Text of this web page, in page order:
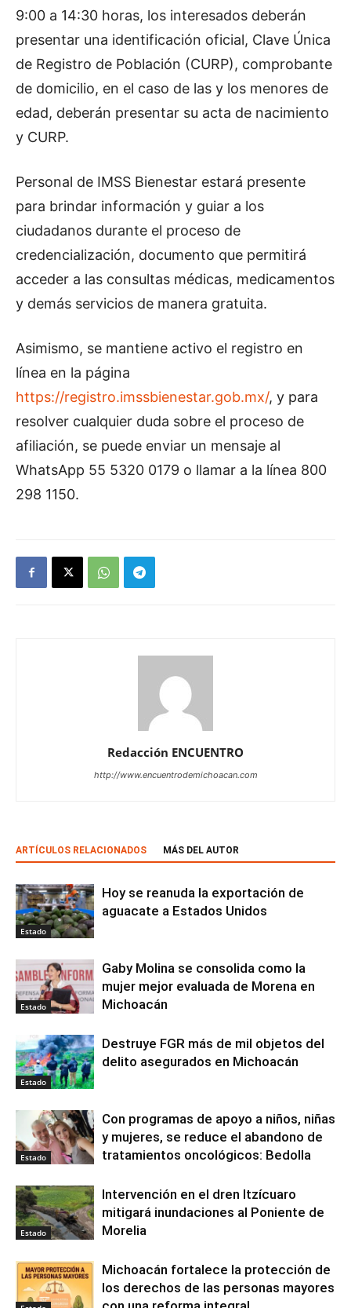
9:00 a 14:30 horas, los interesados deberán
presentar una identificación oficial, Clave Única
de Registro de Población (CURP), comprobante
de domicilio, en el caso de las y los menores de
edad, deberán presentar su acta de nacimiento
y CURP.
Personal de IMSS Bienestar estará presente
para brindar información y guiar a los
ciudadanos durante el proceso de
credencialización, documento que permitirá
acceder a las consultas médicas, medicamentos
y demás servicios de manera gratuita.
Asimismo, se mantiene activo el registro en
línea en la página
https://registro.imssbienestar.gob.mx/, y para
resolver cualquier duda sobre el proceso de
afiliación, se puede enviar un mensaje al
WhatsApp 55 5320 0179 o llamar a la línea 800
298 1150.
Redacción ENCUENTRO
http://www.encuentrodemichoacan.com
ARTÍCULOS RELACIONADOS MÁS DEL AUTOR
Estado
Hoy se reanuda la exportación de
aguacate a Estados Unidos
Estado
Gaby Molina se consolida como la
mujer mejor evaluada de Morena en
Michoacán
Estado
Destruye FGR más de mil objetos del
delito asegurados en Michoacán
Estado
Con programas de apoyo a niños, niñas
y mujeres, se reduce el abandono de
tratamientos oncológicos: Bedolla
Estado
Intervención en el dren Itzícuaro
mitigará inundaciones al Poniente de
Morelia
Michoacán fortalece la protección de
los derechos de las personas mayores